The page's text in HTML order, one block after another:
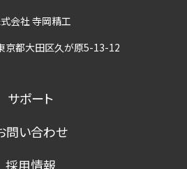
会社 寺岡精工
京都大田区久が原5-13-12
サポート
問い合わせ
採用情報